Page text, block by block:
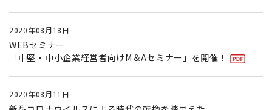
2020年08月18日
WEBセミナー
「中堅・中小企業経営者向けM＆Aセミナー」を開催！
2020年08月11日